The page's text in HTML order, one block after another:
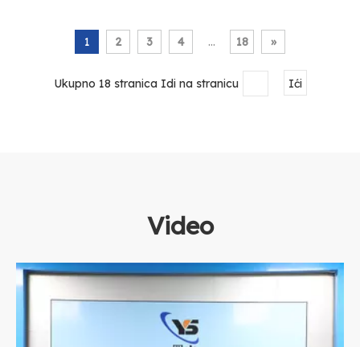
1 2 3 4 ... 18 »
Ukupno 18 stranica Idi na stranicu Ići
Video